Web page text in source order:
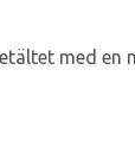
med en